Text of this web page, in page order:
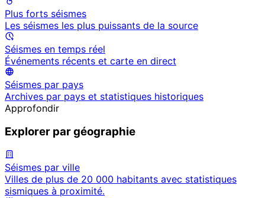
Plus forts séismes
Les séismes les plus puissants de la source
Séismes en temps réel
Événements récents et carte en direct
Séismes par pays
Archives par pays et statistiques historiques
Approfondir
Explorer par géographie
Séismes par ville
Villes de plus de 20 000 habitants avec statistiques
sismiques à proximité.